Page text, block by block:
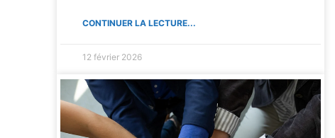
CONTINUER LA LECTURE...
12 février 2026